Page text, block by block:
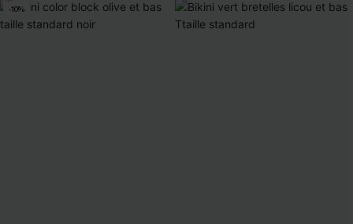
-10%